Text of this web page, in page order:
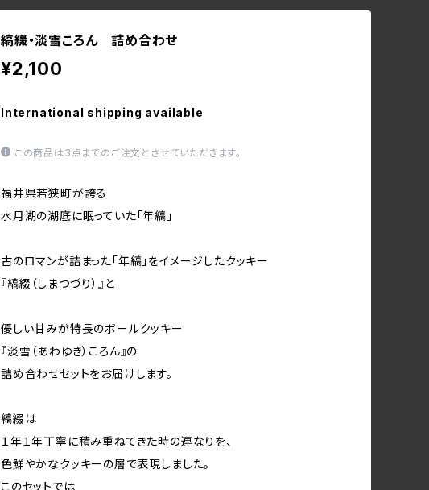
縞綴・淡雪ころん 詰め合わせ
¥2,100
International shipping available
この商品は3点までのご注文とさせていただきます。
福井県若狭町が誇る
水月湖の湖底に眠っていた「年縞」
古のロマンが詰まった「年縞」をイメージしたクッキー
『縞綴（しまつづり）』と
優しい甘みが特長のボールクッキー
『淡雪（あわゆき）ころん』の
詰め合わせセットをお届けします。
縞綴は
１年１年丁寧に積み重ねてきた時の連なりを、
色鮮やかなクッキーの層で表現しました。
このセットでは